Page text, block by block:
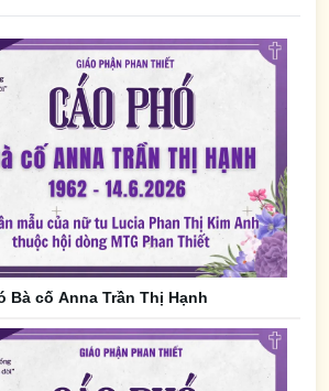
Bà cố Anna Trần Thị Hạnh